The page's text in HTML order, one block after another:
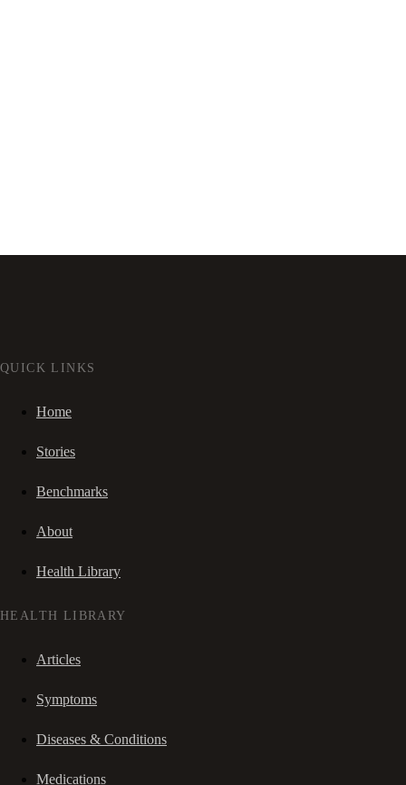
QUICK LINKS
Home
Stories
Benchmarks
About
Health Library
HEALTH LIBRARY
Articles
Symptoms
Diseases & Conditions
Medications